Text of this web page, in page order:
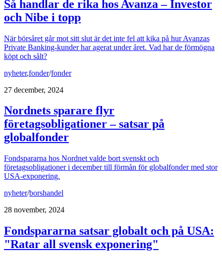
Så handlar de rika hos Avanza – Investor
och Nibe i topp
När börsåret går mot sitt slut är det inte fel att kika på hur Avanzas
Private Banking-kunder har agerat under året. Vad har de förmögna
köpt och sålt?
nyheter,fonder/fonder
27 december, 2024
Nordnets sparare flyr
företagsobligationer – satsar på
globalfonder
Fondspararna hos Nordnet valde bort svenskt och
företagsobligationer i december till förmån för globalfonder med stor
USA-exponering.
nyheter/borshandel
28 november, 2024
Fondspararna satsar globalt och på USA:
"Ratar all svensk exponering"